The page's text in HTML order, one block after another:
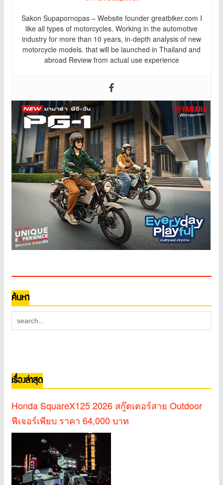
Sakon Supapornopas – Website founder greatbiker.com I
like all types of motorcycles. Working in the automotive
industry for more than 10 years, in-depth analysis of new
motorcycle models. that will be launched in Thailand and
abroad Review from actual use experience
ค้นหา
เรื่องล่าสุด
Honda SquareX125 2026 สกู๊ตเตอร์สาย Outdoor
ฟีเจอร์เพียบ ราคา 64,000 บาท